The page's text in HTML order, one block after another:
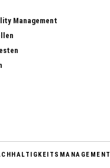
Management